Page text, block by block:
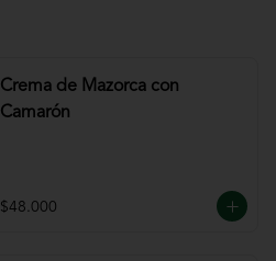
Crema de Mazorca con
Camarón
$48.000